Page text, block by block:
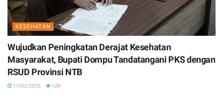
KESEHATAN
Wujudkan Peningkatan Derajat Kesehatan
Masyarakat, Bupati Dompu Tandatangani PKS dengan
RSUD Provinsi NTB
11/02/2026 12K